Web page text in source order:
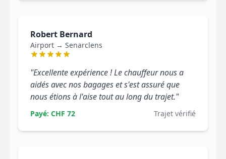
Robert Bernard
Airport → Senarclens
"Excellente expérience ! Le chauffeur nous a
aidés avec nos bagages et s'est assuré que
nous étions à l'aise tout au long du trajet."
Payé: CHF 72 Trajet vérifié